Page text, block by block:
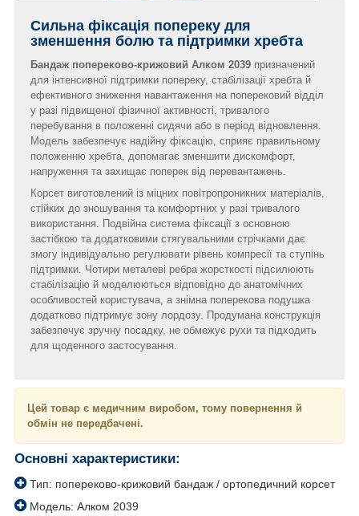
Сильна фіксація попереку для
зменшення болю та підтримки хребта
Бандаж попереково-крижовий Алком 2039 призначений
для інтенсивної підтримки попереку, стабілізації хребта й
ефективного зниження навантаження на поперековий відділ
у разі підвищеної фізичної активності, тривалого
перебування в положенні сидячи або в період відновлення.
Модель забезпечує надійну фіксацію, сприяє правильному
положенню хребта, допомагає зменшити дискомфорт,
напруження та захищає поперек від перевантажень.
Корсет виготовлений із міцних повітропроникних матеріалів,
стійких до зношування та комфортних у разі тривалого
використання. Подвійна система фіксації з основною
застібкою та додатковими стягувальними стрічками дає
змогу індивідуально регулювати рівень компресії та ступінь
підтримки. Чотири металеві ребра жорсткості підсилюють
стабілізацію й моделюються відповідно до анатомічних
особливостей користувача, а знімна поперекова подушка
додатково підтримує зону лордозу. Продумана конструкція
забезпечує зручну посадку, не обмежує рухи та підходить
для щоденного застосування.
Цей товар є медичним виробом, тому повернення й
обмін не передбачені.
Основні характеристики:
Тип: попереково-крижовий бандаж / ортопедичний корсет
Модель: Алком 2039